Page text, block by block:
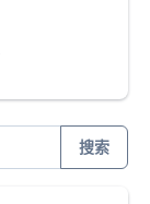
搜索